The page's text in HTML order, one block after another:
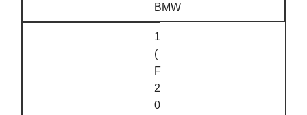
BMW
1
(
F
2
0